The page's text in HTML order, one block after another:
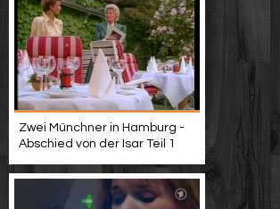
Zwei Münchner in Hamburg -
Abschied von der Isar Teil 1